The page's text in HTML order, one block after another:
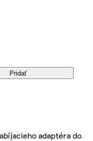
Pridať
adaptéra do